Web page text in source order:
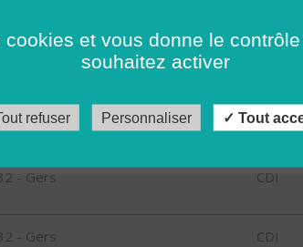
- Gers CDI
- Gers CDI
- Gers CDI
et vous donne le
souhaitez activer
refuser Personnaliser Tout